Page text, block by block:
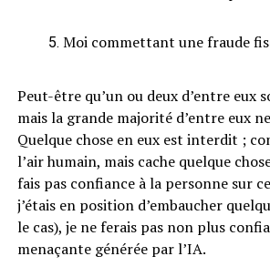
Moi commettant une fraude
Peut-être qu’un ou deux d’entre eux
mais la grande majorité d’entre eux
Quelque chose en eux est interdit ;
l’air humain, mais cache quelque
fais pas confiance à la personne sur
j’étais en position d’embaucher
le cas), je ne ferais pas non plus
menaçante générée par l’IA.